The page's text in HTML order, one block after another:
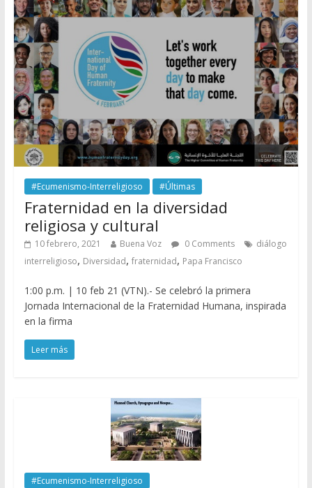
#Ecumenismo-Interreligioso #Últimas
Fraternidad en la diversidad
religiosa y cultural
10 febrero, 2021 Buena Voz 0 Comments
diálogo
interreligioso, Diversidad, fraternidad, Papa Francisco
1:00 p.m. | 10 feb 21 (VTN).- Se celebró la primera
Jornada Internacional de la Fraternidad Humana, inspirada
en la firma
Leer más
#Ecumenismo-Interreligioso